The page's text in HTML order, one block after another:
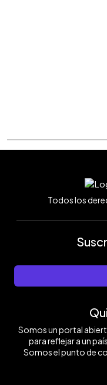
Todos los
Somos un portal
para reflejar a un
Somos el punto de